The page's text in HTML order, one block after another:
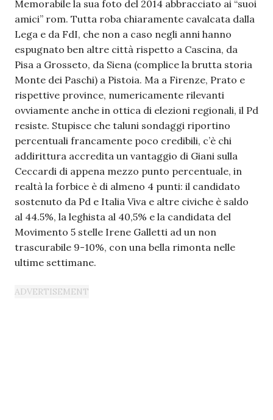
Memorabile la sua foto del 2014 abbracciato ai “suoi
amici” rom. Tutta roba chiaramente cavalcata dalla
Lega e da FdI, che non a caso negli anni hanno
espugnato ben altre città rispetto a Cascina, da
Pisa a Grosseto, da Siena (complice la brutta storia
Monte dei Paschi) a Pistoia. Ma a Firenze, Prato e
rispettive province, numericamente rilevanti
ovviamente anche in ottica di elezioni regionali, il Pd
resiste. Stupisce che taluni sondaggi riportino
percentuali francamente poco credibili, c’è chi
addirittura accredita un vantaggio di Giani sulla
Ceccardi di appena mezzo punto percentuale, in
realtà la forbice è di almeno 4 punti: il candidato
sostenuto da Pd e Italia Viva e altre civiche è saldo
al 44.5%, la leghista al 40,5% e la candidata del
Movimento 5 stelle Irene Galletti ad un non
trascurabile 9-10%, con una bella rimonta nelle
ultime settimane.